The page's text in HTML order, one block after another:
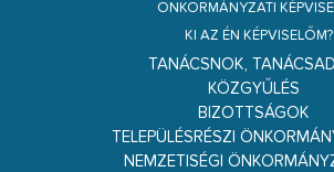
ÖNKORMÁNYZATI
KI AZ ÉN KÉPVISELŐM?
TANÁCSNOK,
KÖZGYŰLÉS
BIZOTTSÁGOK
TELEPÜLÉSRÉSZI
NEMZETISÉGI